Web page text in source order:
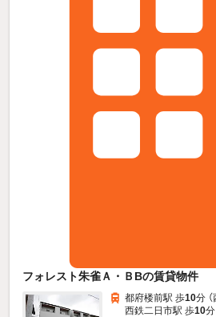
フォレスト朱雀Ａ・ＢBの賃貸物件
都府楼前駅 歩10分
西鉄二日市駅 歩10分